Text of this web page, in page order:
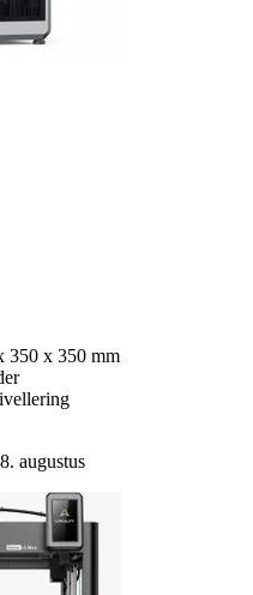
350 x 350 mm
augustus